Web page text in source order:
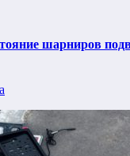
шарниров